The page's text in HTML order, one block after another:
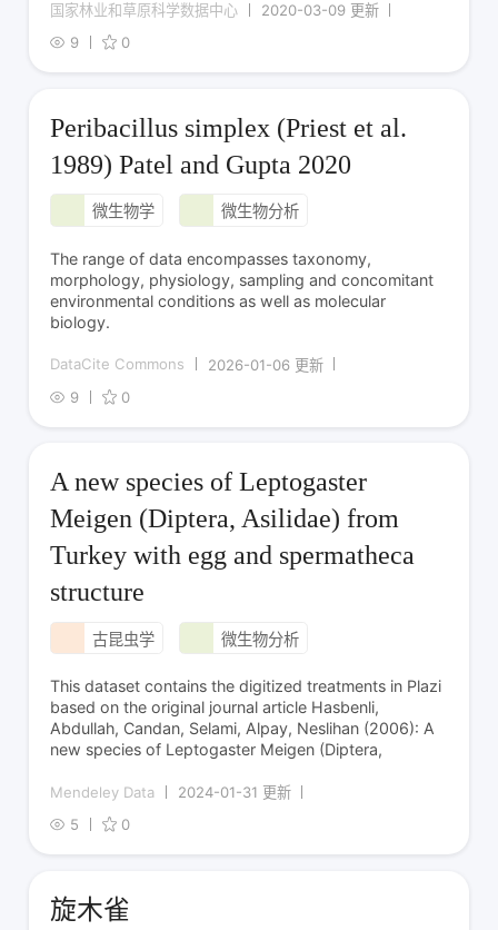
国家林业和草原科学数据中心
2020-03-09 更新
9
0
Peribacillus simplex (Priest et al.
1989) Patel and Gupta 2020
微生物学 微生物分析
The range of data encompasses taxonomy,
morphology, physiology, sampling and concomitant
environmental conditions as well as molecular
biology.
DataCite Commons
2026-01-06 更新
9
0
A new species of Leptogaster
Meigen (Diptera, Asilidae) from
Turkey with egg and spermatheca
structure
古昆虫学 微生物分析
This dataset contains the digitized treatments in Plazi
based on the original journal article Hasbenli,
Abdullah, Candan, Selami, Alpay, Neslihan (2006): A
new species of Leptogaster Meigen (Diptera,
Mendeley Data
2024-01-31 更新
5
0
旋木雀